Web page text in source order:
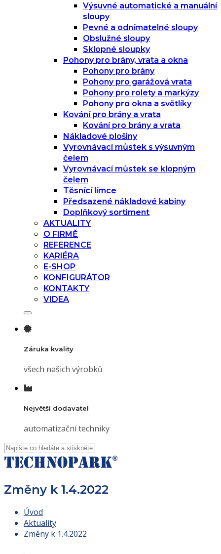
Výsuvné automatické a manuální
sloupy
Pevné a odnímatelné sloupy
Obslužné sloupy
Sklopné sloupky
Pohony pro brány, vrata a okna
Pohony pro brány
Pohony pro garážová vrata
Pohony pro rolety a markýzy
Pohony pro okna a světlíky
Kování pro brány a vrata
Kování pro brány a vrata
Nákladové plošiny
Vyrovnávací můstek s výsuvným
čelem
Vyrovnávací můstek se klopným
čelem
Těsnící límce
Předsazené nákladové kabiny
Doplňkový sortiment
AKTUALITY
O FIRMĚ
REFERENCE
KARIÉRA
E-SHOP
KONFIGURÁTOR
KONTAKTY
VIDEA
Záruka kvality
všech našich výrobků
Největší dodavatel
automatizační techniky
Změny k 1.4.2022
Úvod
Aktuality
Změny k 1.4.2022